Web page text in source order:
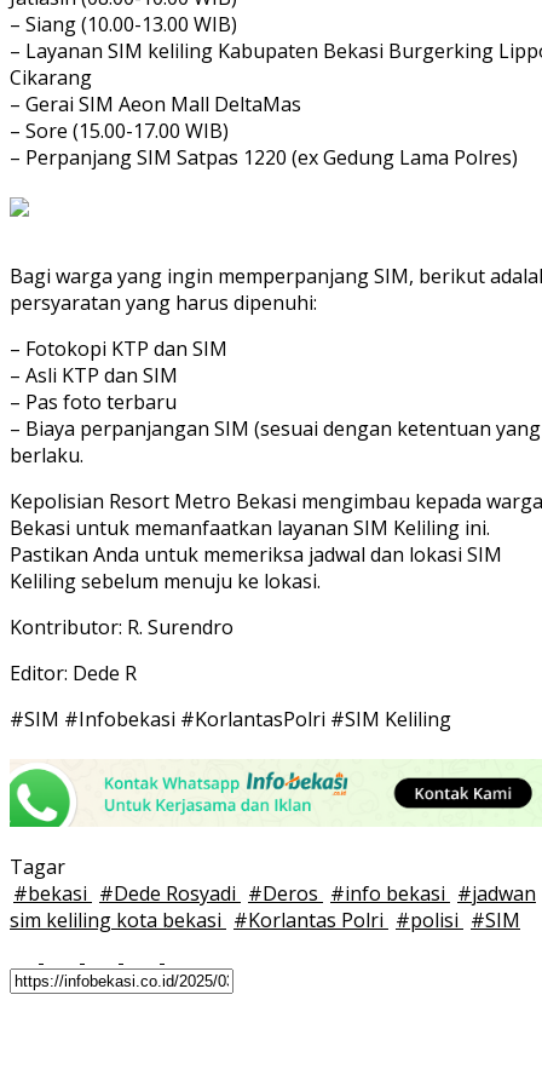
– Siang (10.00-13.00 WIB)
– Layanan SIM keliling Kabupaten Bekasi Burgerking
Cikarang
– Gerai SIM Aeon Mall DeltaMas
– Sore (15.00-17.00 WIB)
– Perpanjang SIM Satpas 1220 (ex Gedung Lama Polres)
Bagi warga yang ingin memperpanjang SIM, berikut
persyaratan yang harus dipenuhi:
– Fotokopi KTP dan SIM
– Asli KTP dan SIM
– Pas foto terbaru
– Biaya perpanjangan SIM (sesuai dengan ketentuan yang
berlaku.
Kepolisian Resort Metro Bekasi mengimbau kepada warga
Bekasi untuk memanfaatkan layanan SIM Keliling ini.
Pastikan Anda untuk memeriksa jadwal dan lokasi SIM
Keliling sebelum menuju ke lokasi.
Kontributor: R. Surendro
Editor: Dede R
#SIM #Infobekasi #KorlantasPolri #SIM Keliling
Tagar
#bekasi #Dede Rosyadi #Deros #info bekasi #jadwan
sim keliling kota bekasi #Korlantas Polri #polisi #SIM